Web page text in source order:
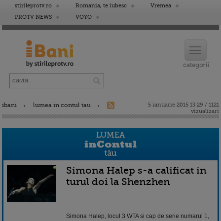
stirileprotv.ro Romania, te iubesc
Vremea
PROTV NEWS
VOYO
ibani lumea in contul tau
5 ianuarie 2015 13:29 / 1121
vizualizari
Simona Halep s-a calificat in
turul doi la Shenzhen
Simona Halep, locul 3 WTA si cap de serie numarul 1,